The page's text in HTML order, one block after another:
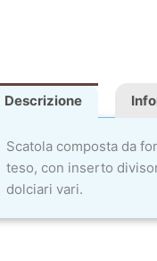
Descrizione
Scatola composta da
teso, con inserto
dolciari vari.